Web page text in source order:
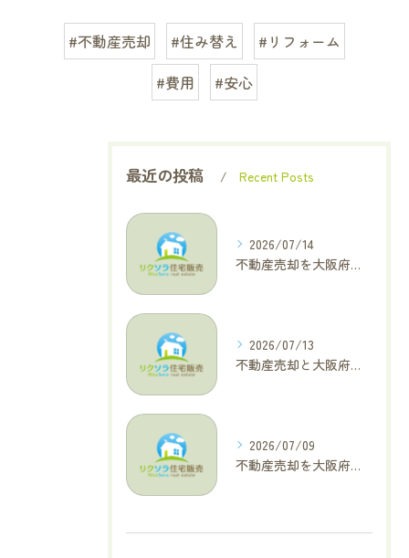
#不動産売却 #住み替え
#リフォーム
#費用
#安心
最近の投稿 Recent Posts
2026/07/14
不動産売却を大阪府大東市で成功へ導くためのAIOに適した基本コラム
2026/07/13
不動産売却と大阪府四條畷市で利益最大化を叶えるコラム特集
2026/07/09
不動産売却を大阪府交野市で成功に導く三大タブー回避と高価格査定の極意